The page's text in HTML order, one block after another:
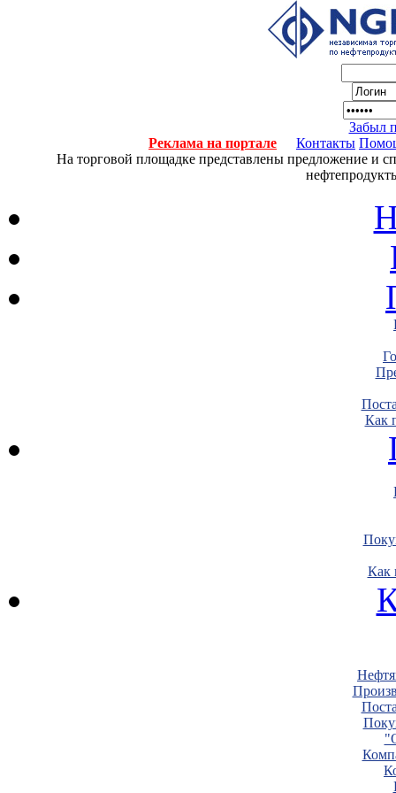
Забыл
Реклама на портале
Контакты
На торговой площадке представлены предложение и
Как
Как